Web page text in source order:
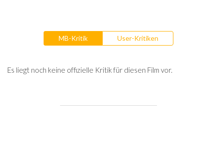
MB-Kritik User-Kritiken
Es liegt noch keine offizielle Kritik für diesen Film vor.